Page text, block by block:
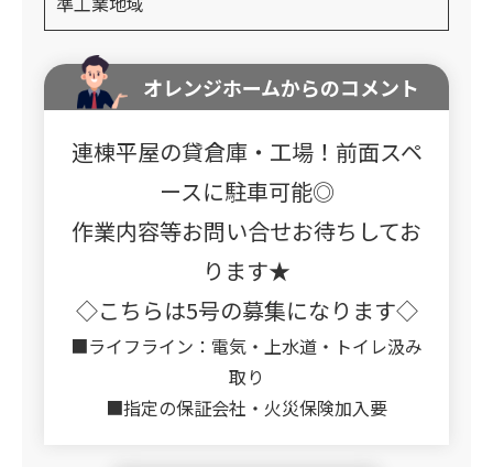
オレンジホームからのコメント
連棟平屋の貸倉庫・工場！前面スペ
ースに駐車可能◎
作業内容等お問い合せお待ちしてお
ります★
◇こちらは5号の募集になります◇
■ライフライン：電気・上水道・トイレ汲み
取り
■指定の保証会社・火災保険加入要